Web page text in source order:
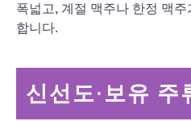
폭넓고, 계절 맥주나 한정 맥
합니다.
신선도·보유 주